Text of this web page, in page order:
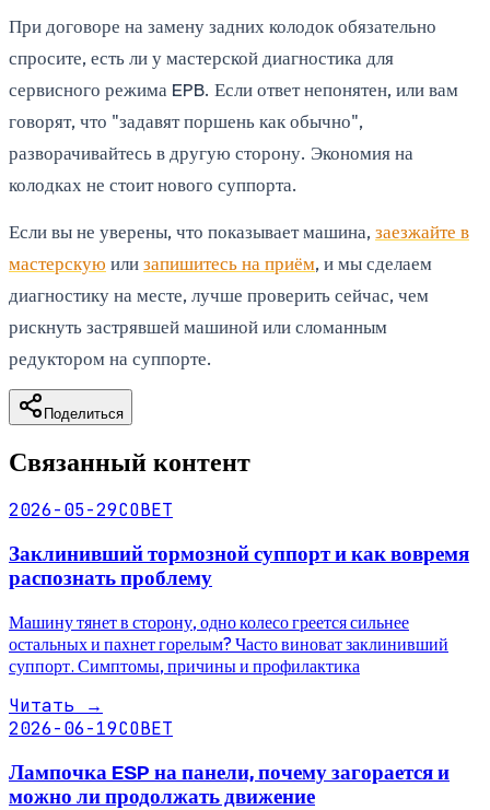
При договоре на замену задних колодок обязательно
спросите, есть ли у мастерской диагностика для
сервисного режима EPB. Если ответ непонятен, или вам
говорят, что "задавят поршень как обычно",
разворачивайтесь в другую сторону. Экономия на
колодках не стоит нового суппорта.
Если вы не уверены, что показывает машина, заезжайте в
мастерскую илизапишитесь на приём, и мы сделаем
диагностику на месте, лучше проверить сейчас, чем
рискнуть застрявшей машиной или сломанным
редуктором на суппорте.
Поделиться
Связанный контент
2026-05-29СОВЕТ
Заклинивший тормозной суппорт и как вовремя
распознать проблему
Машину тянет в сторону, одно колесо греется сильнее
остальных и пахнет горелым? Часто виноват заклинивший
суппорт. Симптомы, причины и профилактика
Читать →
2026-06-19СОВЕТ
Лампочка ESP на панели, почему загорается и
можно ли продолжать движение